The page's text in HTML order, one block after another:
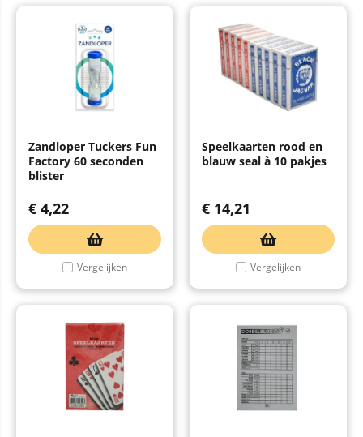
Zandloper Tuckers Fun
Factory 60 seconden
blister
€ 4,22
Vergelijken
Speelkaarten rood en
blauw seal à 10 pakjes
€ 14,21
Vergelijken